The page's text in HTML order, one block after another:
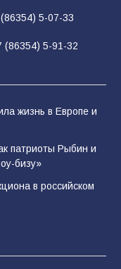
почему
— это
5-07-33
(86354) 5-91-32
жизнь в Европе и
патриоты Рыбин и
бизу»
в российском